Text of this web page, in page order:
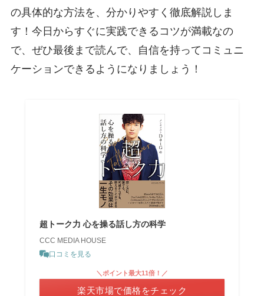
の具体的な方法を、分かりやすく徹底解説しま
す！今日からすぐに実践できるコツが満載なの
で、ぜひ最後まで読んで、自信を持ってコミュニ
ケーションできるようになりましょう！
超トーク力 心を操る話し方の科学
CCC MEDIA HOUSE
口コミを見る
＼ポイント最大11倍！／
楽天市場で価格をチェック